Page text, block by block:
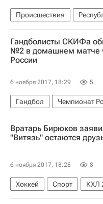
Происшествия
Гандболисты СКИФа
№2 в домашнем матче
России
6 ноября 2017, 18:29 5
Гандбол
Чемпионат
СКИФ
Вратарь Бирюков
"Витязь" остаются
6 ноября 2017, 18:28 8
Хоккей Спорт КХЛ